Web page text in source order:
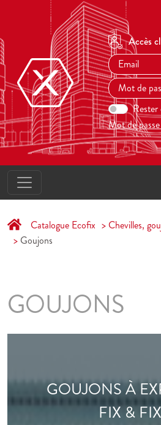
Accès
Rester
Mot de
Catalogue Ecofix
Chevilles,
Goujons
GOUJONS
GOUJONS À
FIX &